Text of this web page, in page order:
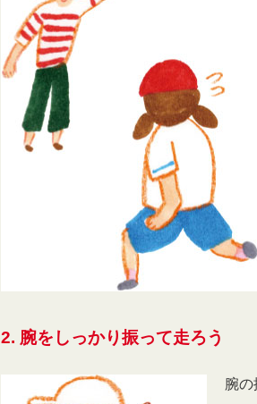
2. 腕をしっかり振って走ろう
腕